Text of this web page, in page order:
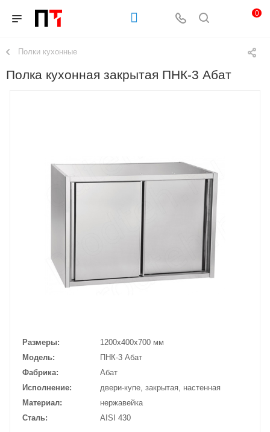
0
Полки кухонные
Полка кухонная закрытая ПНК-3 Абат
Размеры
1200х400х700 мм
Модель
ПНК-3 Абат
Фабрика
Абат
Исполнение
двери-купе, закрытая, настенная
Материал
нержавейка
Сталь
AISI 430